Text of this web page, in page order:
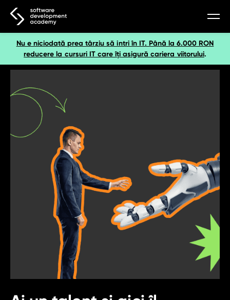
Nu e niciodată prea târziu să intri în IT. Până la 6.000 RON
reducere la cursuri IT care îți asigură cariera viitorului.
webinar gratuit
webinar – inteligență artificială
webinar – python
webinar software tester
webinar – javascript
webinar – data science
webinar – ux/ui
curs bazele utilizării ai
curs inteligență artificială
curs python
curs software tester
curs data science